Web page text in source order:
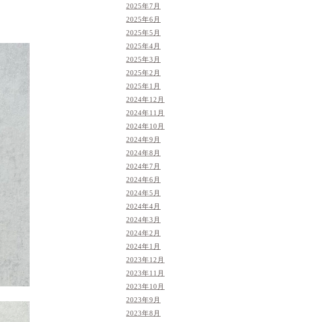
2025年7月
2025年6月
2025年5月
2025年4月
2025年3月
2025年2月
2025年1月
2024年12月
2024年11月
2024年10月
2024年9月
2024年8月
2024年7月
2024年6月
2024年5月
2024年4月
2024年3月
2024年2月
2024年1月
2023年12月
2023年11月
2023年10月
2023年9月
2023年8月